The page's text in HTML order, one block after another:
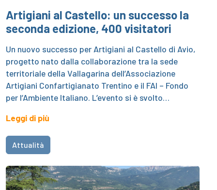
Artigiani al Castello: un successo la
seconda edizione, 400 visitatori
Un nuovo successo per Artigiani al Castello di Avio,
progetto nato dalla collaborazione tra la sede
territoriale della Vallagarina dell’Associazione
Artigiani Confartigianato Trentino e il FAI – Fondo
per l’Ambiente Italiano. L’evento si è svolto…
Leggi di più
Attualità